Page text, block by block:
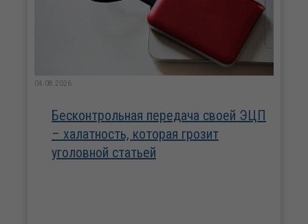
04.08.2026
Бесконтрольная передача своей ЭЦП
– халатность, которая грозит
уголовной статьей